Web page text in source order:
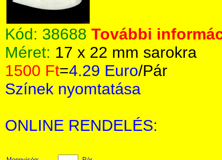
Kód: 38688 További
Méret: 17 x 22 mm sarokra
1500 Ft=4.29 Euro/Pár
Színek nyomtatása
ONLINE RENDELÉS: